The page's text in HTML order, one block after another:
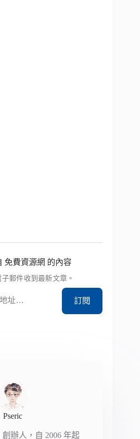
免費資源網 的內容
郵件收到最新文章。
訂閱
Pseric
創辦人，自 2006 年起